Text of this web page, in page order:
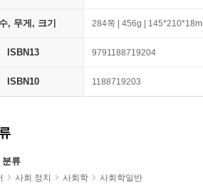
, 무게, 크기 284쪽 | 456g |
ISBN13 9791188719204
ISBN10 1188719203
분류
사회 정치 사회학
사회학일반